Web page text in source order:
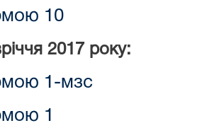
10
2017 року:
1-мзс
1